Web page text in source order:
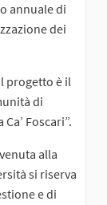
annuale di
dei
progetto è il
di
Foscari”.
alla
si riserva
e di